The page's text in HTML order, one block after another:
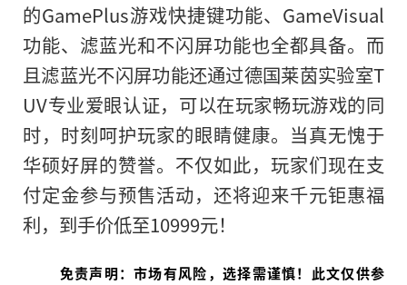
的GamePlus游戏快捷键功能、GameVisual
功能、滤蓝光和不闪屏功能也全都具备。而
且滤蓝光不闪屏功能还通过德国莱茵实验室T
UV专业爱眼认证，可以在玩家畅玩游戏的同
时，时刻呵护玩家的眼睛健康。当真无愧于
华硕好屏的赞誉。不仅如此，玩家们现在支
付定金参与预售活动，还将迎来千元钜惠福
利，到手价低至10999元！
免责声明：市场有风险，选择需谨慎！此文仅供参